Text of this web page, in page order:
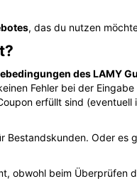
, das du nutzen
des LAMY
Fehler bei der
erfüllt sind
Bestandskunden. Oder es
obwohl beim Überprüfen